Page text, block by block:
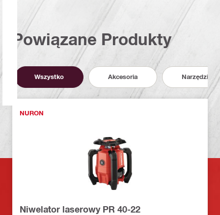
Powiązane Produkty
Wszystko Akcesoria Narzędzia
NURON
Niwelator laserowy PR 40-22